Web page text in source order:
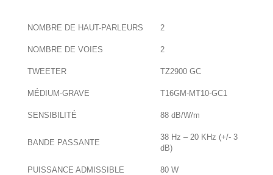
NOMBRE DE HAUT-PARLEURS 2
NOMBRE DE VOIES 2
TWEETER TZ2900 GC
MÉDIUM-GRAVE T16GM-MT10-GC1
SENSIBILITÉ 88 dB/W/m
BANDE PASSANTE
38 Hz – 20 KHz (+/- 3
dB)
PUISSANCE ADMISSIBLE 80 W